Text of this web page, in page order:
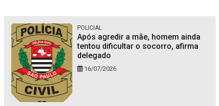
POLICIAL
Após agredir a mãe, homem ainda
tentou dificultar o socorro, afirma
delegado
16/07/2026